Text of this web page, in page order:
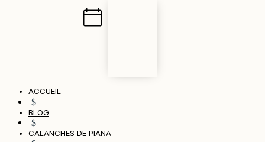
ACCUEIL
$
BLOG
$
CALANCHES DE PIANA